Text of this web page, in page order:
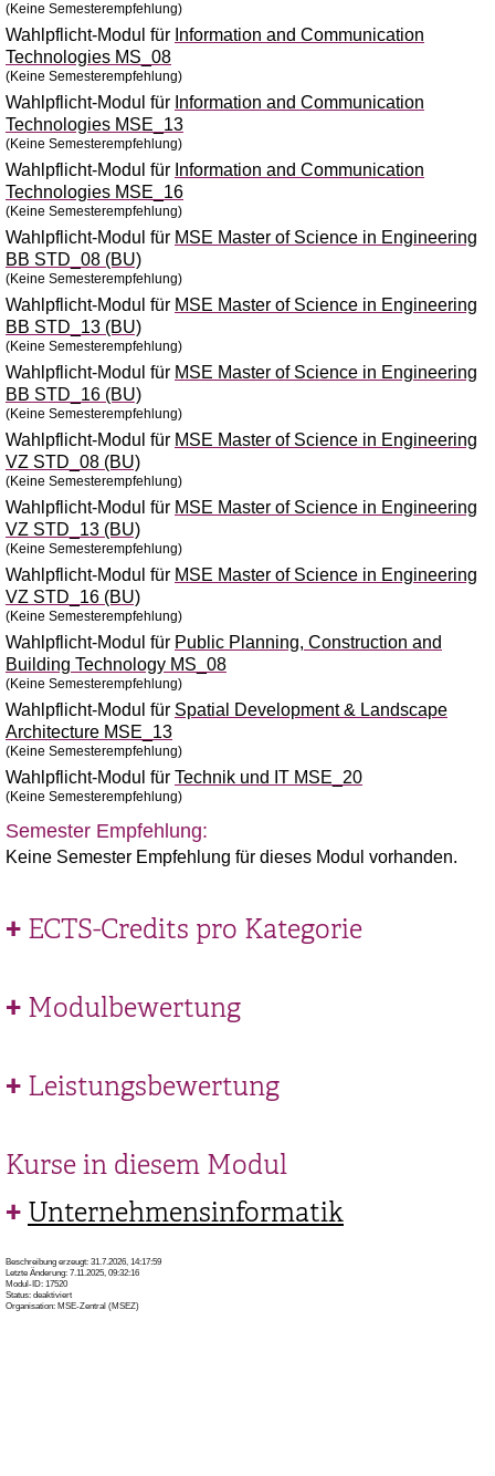
(Keine Semesterempfehlung)
Wahlpflicht-Modul für Information and Communication
Technologies MS_08
(Keine Semesterempfehlung)
Wahlpflicht-Modul für Information and Communication
Technologies MSE_13
(Keine Semesterempfehlung)
Wahlpflicht-Modul für Information and Communication
Technologies MSE_16
(Keine Semesterempfehlung)
Wahlpflicht-Modul für MSE Master of Science in Engineering
BB STD_08 (BU)
(Keine Semesterempfehlung)
Wahlpflicht-Modul für MSE Master of Science in Engineering
BB STD_13 (BU)
(Keine Semesterempfehlung)
Wahlpflicht-Modul für MSE Master of Science in Engineering
BB STD_16 (BU)
(Keine Semesterempfehlung)
Wahlpflicht-Modul für MSE Master of Science in Engineering
VZ STD_08 (BU)
(Keine Semesterempfehlung)
Wahlpflicht-Modul für MSE Master of Science in Engineering
VZ STD_13 (BU)
(Keine Semesterempfehlung)
Wahlpflicht-Modul für MSE Master of Science in Engineering
VZ STD_16 (BU)
(Keine Semesterempfehlung)
Wahlpflicht-Modul für Public Planning, Construction and
Building Technology MS_08
(Keine Semesterempfehlung)
Wahlpflicht-Modul für Spatial Development & Landscape
Architecture MSE_13
(Keine Semesterempfehlung)
Wahlpflicht-Modul für Technik und IT MSE_20
(Keine Semesterempfehlung)
Semester Empfehlung:
Keine Semester Empfehlung für dieses Modul vorhanden.
ECTS-Credits pro Kategorie
Modulbewertung
Leistungsbewertung
Kurse in diesem Modul
Unternehmensinformatik
Beschreibung erzeugt: 31.7.2026, 14:17:59
Letzte Änderung: 7.11.2025, 09:32:16
Modul-ID: 17520
Status: deaktiviert
Organisation: MSE-Zentral (MSEZ)